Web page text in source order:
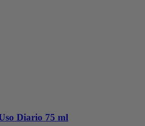
Diario 75 ml